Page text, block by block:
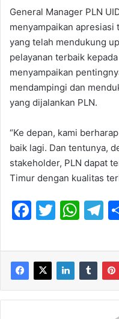
General Manager PLN
menyampaikan
yang telah mendukung
pelayanan terbaik
menyampaikan
mendampingi dan
yang dijalankan PLN.
“Ke depan, kami
baik lagi. Dan tentunya,
stakeholder, PLN dapat
Timur dengan kualitas
F
c
e
b
o
T
itt
er
W
at
s
A
p
T
e
a